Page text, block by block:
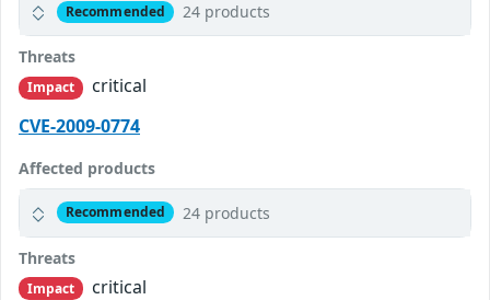
Recommended 24 products
Threats
Impact
critical
CVE-2009-0774
Affected products
Recommended 24 products
Threats
Impact
critical